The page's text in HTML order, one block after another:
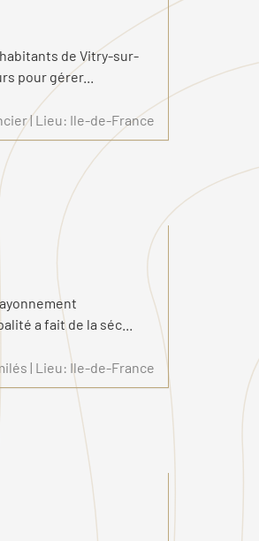
de Vitry-sur-
pour gérer...
| Lieu: Ile-de-France
a fait de la séc...
| Lieu: Ile-de-France